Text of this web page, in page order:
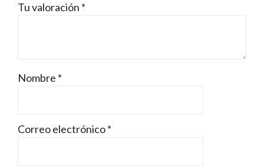
Tu valoración *
Nombre *
Correo electrónico*